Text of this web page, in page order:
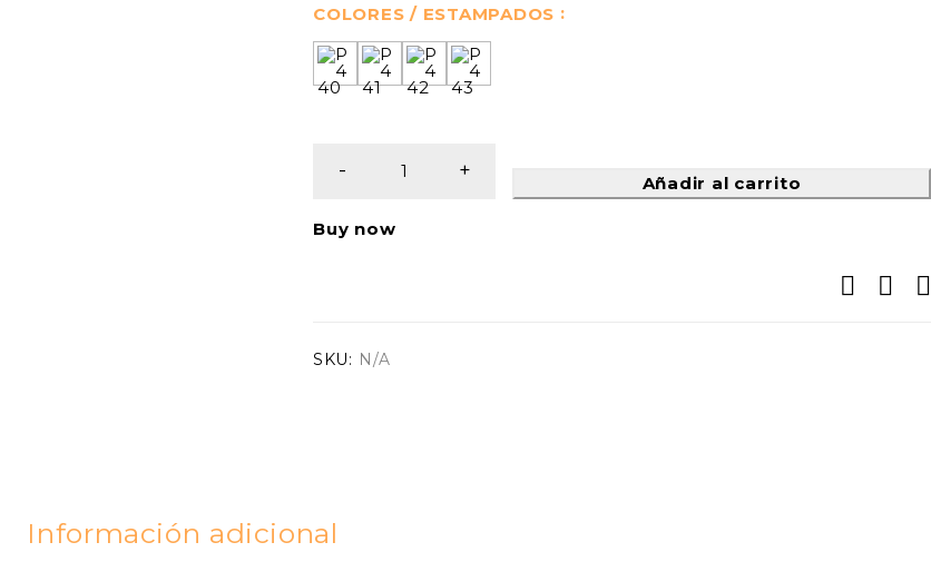
COLORES / ESTAMPADOS
Añadir al carrito
Buy now
SKU: N/A
Información adicional